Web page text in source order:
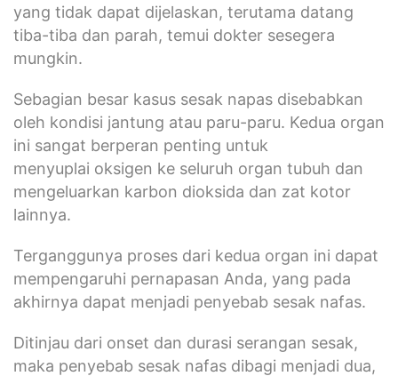
yang tidak dapat dijelaskan, terutama datang
tiba-tiba dan parah, temui dokter sesegera
mungkin.
Sebagian besar kasus sesak napas disebabkan
oleh kondisi jantung atau paru-paru. Kedua organ
ini sangat berperan penting untuk
menyuplai oksigen ke seluruh organ tubuh dan
mengeluarkan karbon dioksida dan zat kotor
lainnya.
Terganggunya proses dari kedua organ ini dapat
mempengaruhi pernapasan Anda, yang pada
akhirnya dapat menjadi penyebab sesak nafas.
Ditinjau dari onset dan durasi serangan sesak,
maka penyebab sesak nafas dibagi menjadi dua,